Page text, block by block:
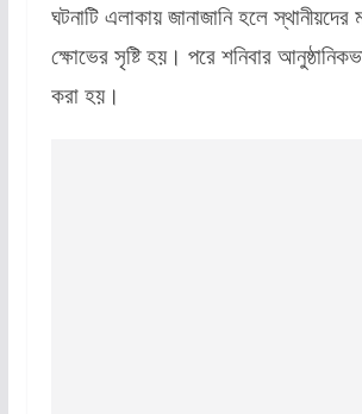
ঘটনাটি এলাকায় জানাজানি হলে
ক্ষোভের সৃষ্টি হয়। পরে শনিবার
করা হয়।